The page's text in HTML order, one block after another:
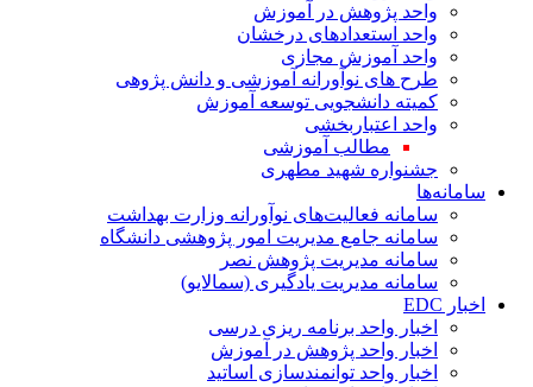
واحد پژوهش در آموزش
واحد استعدادهای درخشان
واحد آموزش مجازی
طرح های نوآورانه آموزشی و دانش پژوهی
کمیته دانشجویی توسعه آموزش
واحد اعتباربخشی
مطالب آموزشی
جشنواره شهید مطهری
سامانه‌ها
سامانه فعالیت‌های نوآورانه وزارت بهداشت
سامانه جامع مدیریت امور پژوهشی دانشگاه
سامانه مدیریت پژوهش نصر
سامانه مدیریت یادگیری (سمالایو)
اخبار EDC
اخبار واحد برنامه ریزی درسی
اخبار واحد پژوهش در آموزش
اخبار واحد توانمندسازی اساتید